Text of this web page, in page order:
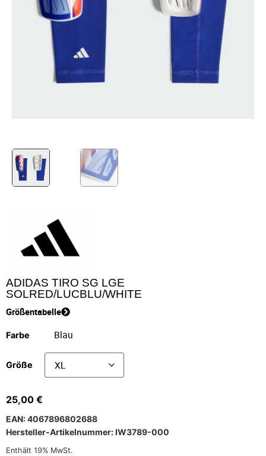
ADIDAS TIRO SG LGE
SOLRED/LUCBLU/WHITE
Größentabelle
Farbe
Größe
25,00 €
EAN: 4067896802688
Hersteller-Artikelnummer: IW3789-000
Enthält 19% MwSt.